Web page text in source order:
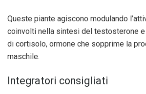
Queste piante agiscono modulando
coinvolti nella sintesi del testosterone
di cortisolo, ormone che sopprime la
maschile.
Integratori consigliati